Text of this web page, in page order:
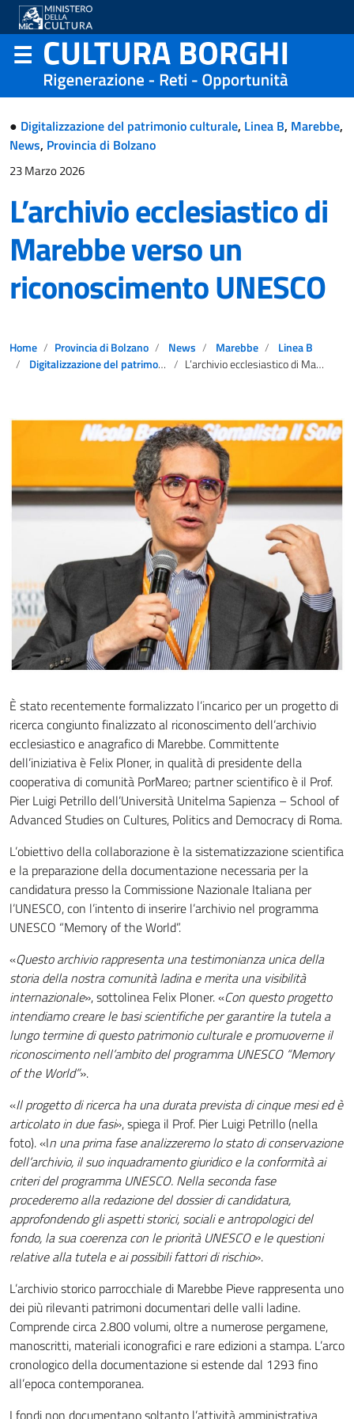
● Digitalizzazione del patrimonio culturale, Linea B, Marebbe,
News, Provincia di Bolzano
23 Marzo 2026
L’archivio ecclesiastico di
Marebbe verso un
riconoscimento UNESCO
Home Provincia di Bolzano News Marebbe
Linea B
Digitalizzazione del patrimonio culturale
L’archivio ecclesiastico di Marebbe verso un riconoscimento UNESCO
È stato recentemente formalizzato l’incarico per un progetto di
ricerca congiunto finalizzato al riconoscimento dell’archivio
ecclesiastico e anagrafico di Marebbe. Committente
dell’iniziativa è Felix Ploner, in qualità di presidente della
cooperativa di comunità PorMareo; partner scientifico è il Prof.
Pier Luigi Petrillo dell’Università Unitelma Sapienza – School of
Advanced Studies on Cultures, Politics and Democracy di Roma.
L’obiettivo della collaborazione è la sistematizzazione scientifica
e la preparazione della documentazione necessaria per la
candidatura presso la Commissione Nazionale Italiana per
l’UNESCO, con l’intento di inserire l’archivio nel programma
UNESCO “Memory of the World”.
«Questo archivio rappresenta una testimonianza unica della
storia della nostra comunità ladina e merita una visibilità
internazionale», sottolinea Felix Ploner. «Con questo progetto
intendiamo creare le basi scientifiche per garantire la tutela a
lungo termine di questo patrimonio culturale e promuoverne il
riconoscimento nell’ambito del programma UNESCO “Memory
of the World”».
«Il progetto di ricerca ha una durata prevista di cinque mesi ed è
articolato in due fasi», spiega il Prof. Pier Luigi Petrillo (nella
foto). «In una prima fase analizzeremo lo stato di conservazione
dell’archivio, il suo inquadramento giuridico e la conformità ai
criteri del programma UNESCO. Nella seconda fase
procederemo alla redazione del dossier di candidatura,
approfondendo gli aspetti storici, sociali e antropologici del
fondo, la sua coerenza con le priorità UNESCO e le questioni
relative alla tutela e ai possibili fattori di rischio».
L’archivio storico parrocchiale di Marebbe Pieve rappresenta uno
dei più rilevanti patrimoni documentari delle valli ladine.
Comprende circa 2.800 volumi, oltre a numerose pergamene,
manoscritti, materiali iconografici e rare edizioni a stampa. L’arco
cronologico della documentazione si estende dal 1293 fino
all’epoca contemporanea.